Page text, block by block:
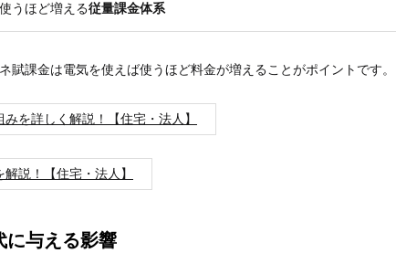
うほど増える従量課金体系
課金は電気を使えば使うほど料金が増えることがポイントです。
を詳しく解説！【住宅・法人】
説！【住宅・法人】
に与える影響